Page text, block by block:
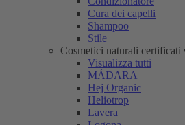
Cura dei capelli
Shampoo
Stile
Cosmetici naturali certificati
Visualizza tutti
MÁDARA
Hej Organic
Heliotrop
Lavera